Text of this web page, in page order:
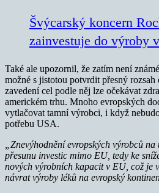
Švýcarský koncern
zainvestuje do výroby
Také ale upozornil, že zatím není
možné s jistotou potvrdit přesný rozsah
zavedení cel podle něj lze očekávat
americkém trhu. Mnoho evropských
vytlačovat tamní výrobci, i když
potřebu USA.
„Znevýhodnění evropských výrobců
přesunu investic mimo EU, tedy ke
nových výrobních kapacit v EU, což je
návrat výroby léků na evropský